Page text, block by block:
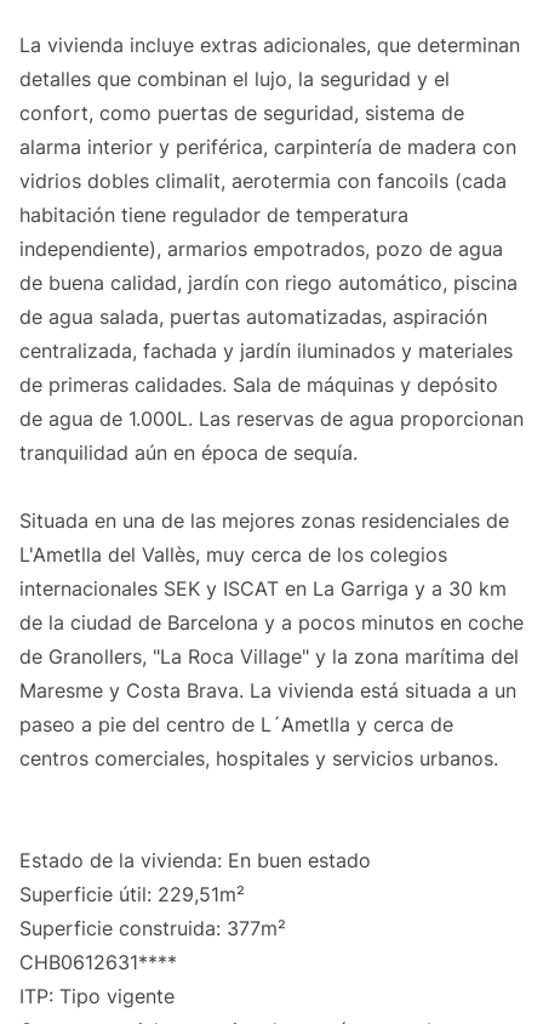
La vivienda incluye extras adicionales, que determinan
detalles que combinan el lujo, la seguridad y el
confort, como puertas de seguridad, sistema de
alarma interior y periférica, carpintería de madera con
vidrios dobles climalit, aerotermia con fancoils (cada
habitación tiene regulador de temperatura
independiente), armarios empotrados, pozo de agua
de buena calidad, jardín con riego automático, piscina
de agua salada, puertas automatizadas, aspiración
centralizada, fachada y jardín iluminados y materiales
de primeras calidades. Sala de máquinas y depósito
de agua de 1.000L. Las reservas de agua proporcionan
tranquilidad aún en época de sequía.
Situada en una de las mejores zonas residenciales de
L'Ametlla del Vallès, muy cerca de los colegios
internacionales SEK y ISCAT en La Garriga y a 30 km
de la ciudad de Barcelona y a pocos minutos en coche
de Granollers, "La Roca Village" y la zona marítima del
Maresme y Costa Brava. La vivienda está situada a un
paseo a pie del centro de L´Ametlla y cerca de
centros comerciales, hospitales y servicios urbanos.
Estado de la vivienda: En buen estado
Superficie útil: 229,51m²
Superficie construida: 377m²
CHB0612631****
ITP: Tipo vigente